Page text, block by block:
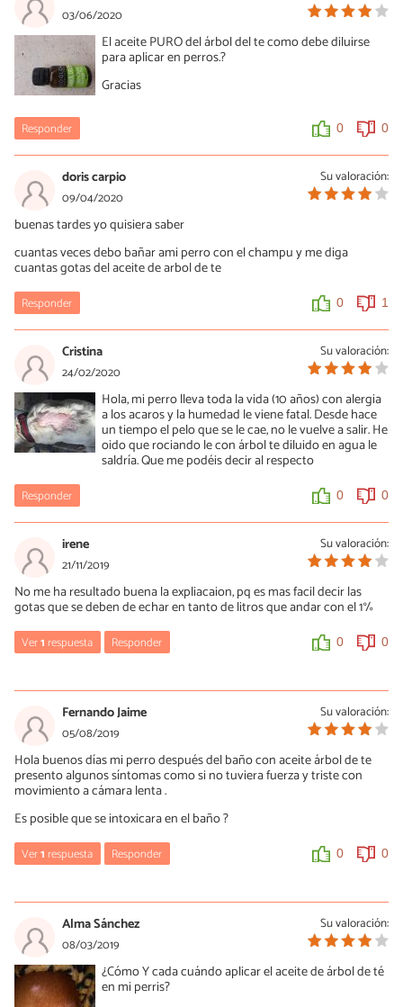
03/06/2020
El aceite PURO del árbol del te como debe diluirse
para aplicar en perros.?
Gracias
Responder 0 0
Su valoración:
doris carpio
09/04/2020
buenas tardes yo quisiera saber
cuantas veces debo bañar ami perro con el champu y me diga
cuantas gotas del aceite de arbol de te
Responder 0 1
Su valoración:
Cristina
24/02/2020
Hola, mi perro lleva toda la vida (10 años) con alergia
a los acaros y la humedad le viene fatal. Desde hace
un tiempo el pelo que se le cae, no le vuelve a salir. He
oido que rociando le con árbol te diluido en agua le
saldría. Que me podéis decir al respecto
Responder 0 0
Su valoración:
irene
21/11/2019
No me ha resultado buena la expliacaion, pq es mas facil decir las
gotas que se deben de echar en tanto de litros que andar con el 1%
Ver1respuesta Responder 0 0
17/08/2020
Si ponemos que el 100% es 1 L el 1% seria 0.001L
0
Su valoración:
Fernando Jaime
05/08/2019
Hola buenos días mi perro después del baño con aceite árbol de te
presento algunos síntomas como si no tuviera fuerza y triste con
movimiento a cámara lenta .
Es posible que se intoxicara en el baño ?
Ver1respuesta Responder 0 0
22/10/2021
si, en el articulo dice que es un efecto secundario por
intoxicacion. espero tu amigo haya ido al veterinario y
actualmente esté bien
Su valoración:
Alma Sánchez
08/03/2019
¿Cómo Y cada cuándo aplicar el aceite de árbol de té
en mi perris?